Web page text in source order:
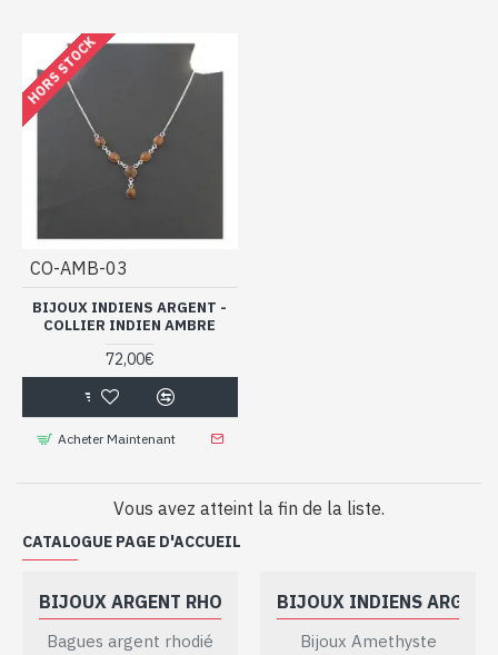
HORS STOCK
CO-AMB-03
BIJOUX INDIENS ARGENT -
COLLIER INDIEN AMBRE
72,00€
Acheter Maintenant
Vous avez atteint la fin de la liste.
CATALOGUE PAGE D'ACCUEIL
BIJOUX ARGENT RHODIÉ
Bagues argent rhodié
BIJOUX INDIENS ARGENT
Bijoux Amethyste